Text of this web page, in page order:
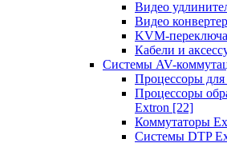
Видео
Видео
KVM-
Кабели и
Системы AV-
Процессоры для
Процессоры
Extron [22]
Коммутаторы
Системы DTP